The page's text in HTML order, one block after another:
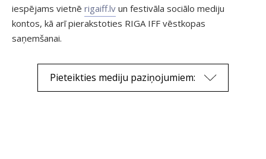
iespējams vietnē rigaiff.lv un festivāla sociālo mediju
kontos, kā arī pierakstoties RIGA IFF vēstkopas
saņemšanai.
Pieteikties mediju paziņojumiem: